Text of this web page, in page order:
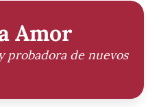
Amor
probadora de nuevos